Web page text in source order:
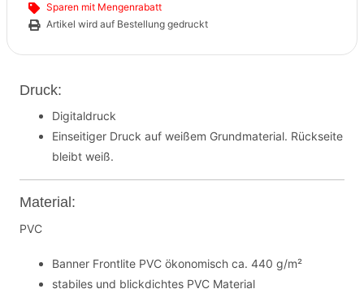
Sparen mit Mengenrabatt
Artikel wird auf Bestellung gedruckt
Druck:
Digitaldruck
Einseitiger Druck auf weißem Grundmaterial. Rückseite
bleibt weiß.
Material:
PVC
Banner Frontlite PVC ökonomisch ca. 440 g/m²
stabiles und blickdichtes PVC Material